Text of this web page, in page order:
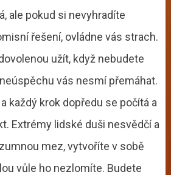
ale pokud si nevyhradíte
řešení, ovládne vás strach.
užít, když nebudete
vás nesmí přemáhat.
každý krok dopředu se počítá a
Extrémy lidské duši nesvědčí a
mez, vytvoříte v sobě
vůle ho nezlomíte. Budete